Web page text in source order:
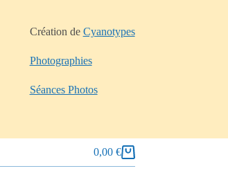
Création de Cyanotypes
Photographies
Séances Photos
0,00 €